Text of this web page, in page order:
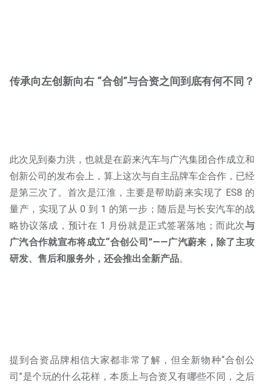
传承向左创新向右 “合创”与合资之间到底有何不同？
此次见到秦力洪，也就是在蔚来汽车与广汽集团合作成立和
创新公司的发布会上，算上这次与自主品牌车企合作，已经
是第三次了。首次是江淮，主要是帮助蔚来实现了 ES8 的
量产，实现了从 0 到 1 的第一步；随后是与长安汽车的战
略协议落成，预计在 1 月份就是正式签署落地；而此次与
广汽合作就宣布将成立“合创公司”——广汽蔚来，除了主攻
研发、售后和服务外，还会推出全新产品。
提到合资品牌相信大家都非常了解，但全新物种“合创公
司”是个玩的什么花样，本质上与合资又有哪些不同，之后